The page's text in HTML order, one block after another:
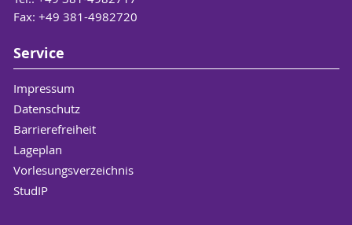
Fax: +49 381-4982720
Service
Impressum
Datenschutz
Barrierefreiheit
Lageplan
Vorlesungsverzeichnis
StudIP